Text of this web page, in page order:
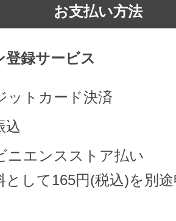
護対策をかんたんに
リが月額で使える
365
お支払い方法
登録サービス
ットカード決済
込
ニエンスストア払い
として165円(税込)を別